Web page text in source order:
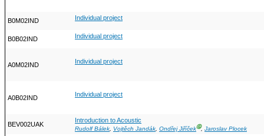
B0M02IND Individual project
B0B02IND Individual project
A0M02IND Individual project
A0B02IND Individual project
BEV002UAK
Introduction to Acoustic
Rudolf Bálek, Vojtěch Jandák, Ondřej JiříčekⒼ, Jaroslav Plocek